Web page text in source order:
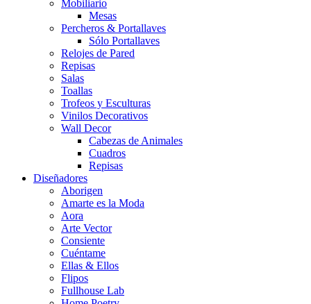
Mobiliario
Mesas
Percheros & Portallaves
Sólo Portallaves
Relojes de Pared
Repisas
Salas
Toallas
Trofeos y Esculturas
Vinilos Decorativos
Wall Decor
Cabezas de Animales
Cuadros
Repisas
Diseñadores
Aborigen
Amarte es la Moda
Aora
Arte Vector
Consiente
Cuéntame
Ellas & Ellos
Flipos
Fullhouse Lab